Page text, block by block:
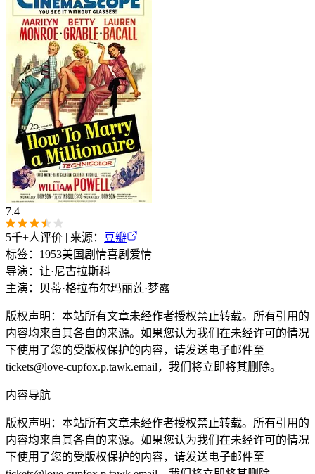
7.4
5千+人评价 | 来源：
豆瓣
标签： 1953美国 剧情喜剧 爱情
导演： 让·尼古拉斯科
主演：
贝蒂·格拉布尔玛丽莲·梦露
版权声明：本站所有文章未经作者授权禁止转载。所有引用的
内容均来自其各自的来源。如果您认为我们在未经许可的情况
下使用了您的受版权保护的内容，请发送电子邮件至
tickets@love-cupfox.p.tawk.email，我们将立即将其删除。
内容导航
版权声明：本站所有文章未经作者授权禁止转载。所有引用的
内容均来自其各自的来源。如果您认为我们在未经许可的情况
下使用了您的受版权保护的内容，请发送电子邮件至